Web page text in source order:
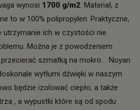
wynosi 1700 g/m2. Materiał, z
to w 100% polipropylen. Praktyczne,
utrzymanie ich w czystości nie
Można je z powodzeniem
szmatką na mokro. Noyan
wytłumi dźwięki w naszym
będzie izolować ciepło, a także
, a wypustki które są od spodu